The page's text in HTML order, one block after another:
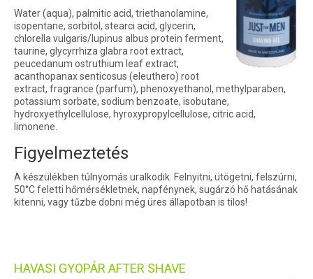
Water (aqua), palmitic acid, triethanolamine,
isopentane, sorbitol, stearci acid, glycerin,
chlorella vulgaris/lupinus albus protein ferment,
taurine, glycyrrhiza glabra root extract,
peucedanum ostruthium leaf extract,
acanthopanax senticosus (eleuthero) root
extract, fragrance (parfum), phenoxyethanol, methylparaben,
potassium sorbate, sodium benzoate, isobutane,
hydroxyethylcellulose, hyroxypropylcellulose, citric acid,
limonene.
Figyelmeztetés
A készülékben túlnyomás uralkodik. Felnyitni, ütögetni, felszúrni,
50°C feletti hőmérsékletnek, napfénynek, sugárzó hő hatásának
kitenni, vagy tűzbe dobni még üres állapotban is tilos!
HAVASI GYOPÁR AFTER SHAVE